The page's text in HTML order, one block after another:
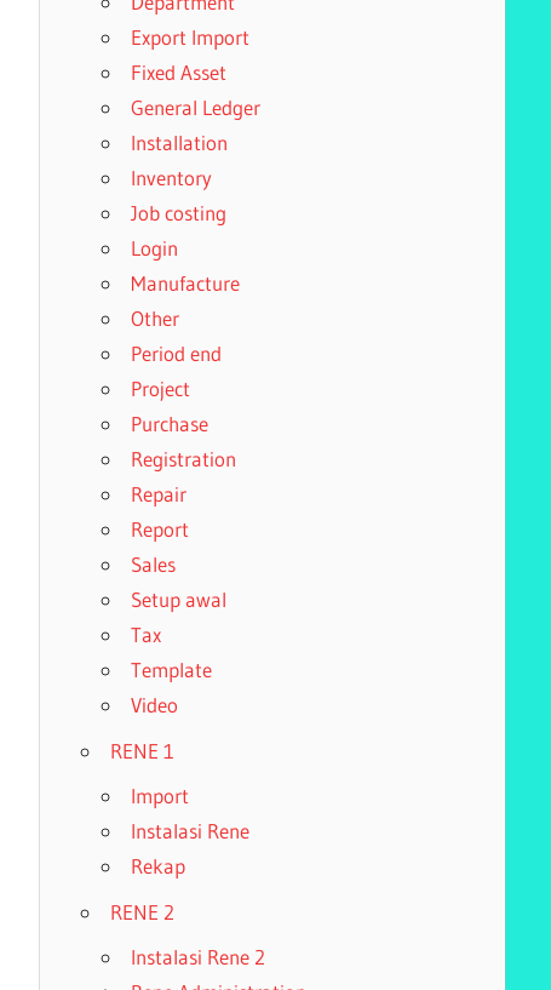
Export Import
Fixed Asset
General Ledger
Installation
Inventory
Job costing
Login
Manufacture
Other
Period end
Project
Purchase
Registration
Repair
Report
Sales
Setup awal
Tax
Template
Video
RENE 1
Import
Instalasi Rene
Rekap
RENE 2
Instalasi Rene 2